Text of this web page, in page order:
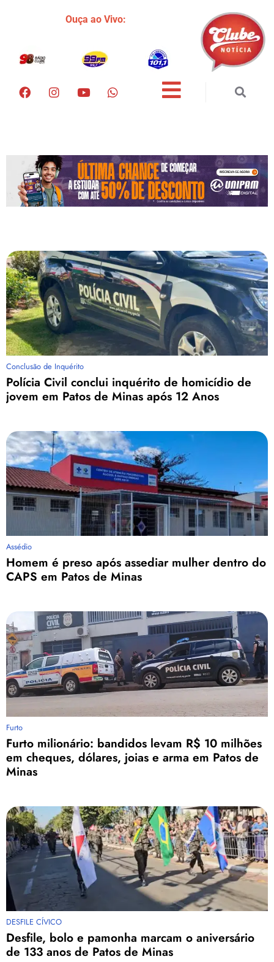
Ouça ao Vivo:
Conclusão de Inquérito
Polícia Civil conclui inquérito de homicídio de
jovem em Patos de Minas após 12 Anos
Assédio
Homem é preso após assediar mulher dentro do
CAPS em Patos de Minas
Furto
Furto milionário: bandidos levam R$ 10 milhões
em cheques, dólares, joias e arma em Patos de
Minas
DESFILE CÍVICO
Desfile, bolo e pamonha marcam o aniversário
de 133 anos de Patos de Minas